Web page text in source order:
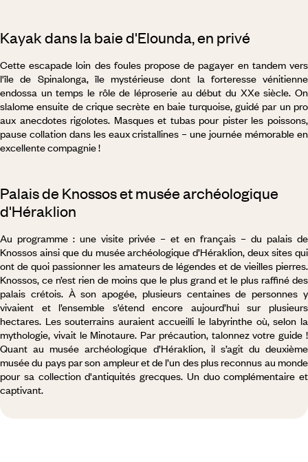
Kayak dans la baie d'Elounda, en privé
Cette escapade loin des foules propose de pagayer en tandem vers
l'île de Spinalonga, île mystérieuse dont la forteresse vénitienne
endossa un temps le rôle de léproserie au début du XXe siècle. On
slalome ensuite de crique secrète en baie turquoise, guidé par un pro
aux anecdotes rigolotes. Masques et tubas pour pister les poissons,
pause collation dans les eaux cristallines – une journée mémorable en
excellente compagnie !
Palais de Knossos et musée archéologique
d'Héraklion
Au programme : une visite privée – et en français – du palais de
Knossos ainsi que du musée archéologique d’Héraklion, deux sites qui
ont de quoi passionner les amateurs de légendes et de vieilles pierres.
Knossos, ce n’est rien de moins que le plus grand et le plus raffiné des
palais crétois. À son apogée, plusieurs centaines de personnes y
vivaient et l’ensemble s’étend encore aujourd’hui sur plusieurs
hectares. Les souterrains auraient accueilli le labyrinthe où, selon la
mythologie, vivait le Minotaure. Par précaution, talonnez votre guide !
Quant au musée archéologique d’Héraklion, il s’agit du deuxième
musée du pays par son ampleur et de l’un des plus reconnus au monde
pour sa collection d'antiquités grecques. Un duo complémentaire et
captivant.